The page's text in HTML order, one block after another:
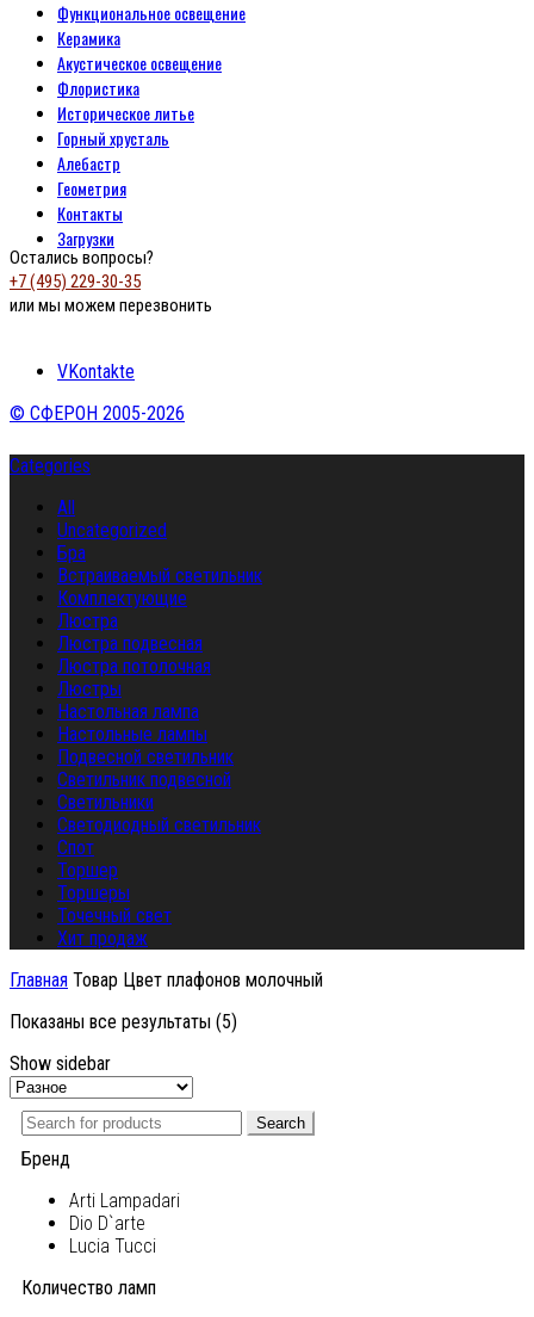
Функциональное освещение
Керамика
Акустическое освещение
Флористика
Историческое литье
Горный хрусталь
Алебастр
Геометрия
Контакты
Загрузки
Остались вопросы?
+7 (495) 229-30-35
или мы можем перезвонить
VKontakte
© СФЕРОН 2005-2026
Categories
All
Uncategorized
Бра
Встраиваемый светильник
Комплектующие
Люстра
Люстра подвесная
Люстра потолочная
Люстры
Настольная лампа
Настольные лампы
Подвесной светильник
Светильник подвесной
Светильники
Светодиодный светильник
Спот
Торшер
Торшеры
Точечный свет
Хит продаж
Главная Товар Цвет плафонов молочный
Показаны все результаты (5)
Show sidebar
Search
Бренд
Arti Lampadari
Dio D`arte
Lucia Tucci
Количество ламп